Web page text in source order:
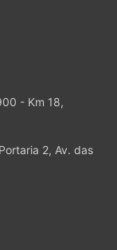
- Km 18,
2, Av. das